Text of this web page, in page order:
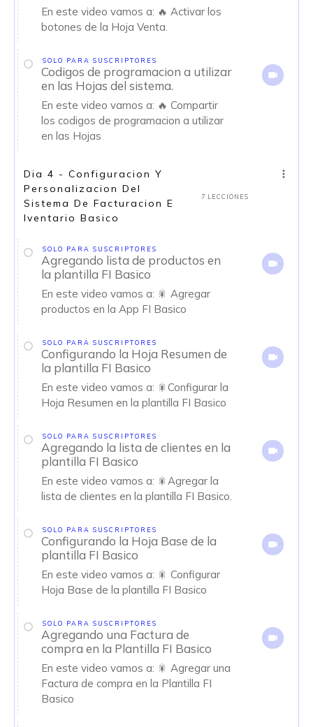
En este video vamos a: 🔥 Activar los
botones de la Hoja Venta.
SOLO PARA SUSCRIPTORES
Codigos de programacion a utilizar
en las Hojas del sistema.
En este video vamos a: 🔥 Compartir
los codigos de programacion a utilizar
en las Hojas
Dia 4 - Configuracion Y
Personalizacion Del
Sistema De Facturacion E
Iventario Basico
7 LECCIONES
SOLO PARA SUSCRIPTORES
Agregando lista de productos en
la plantilla FI Basico
En este video vamos a: 🎇 Agregar
productos en la App FI Basico
SOLO PARA SUSCRIPTORES
Configurando la Hoja Resumen de
la plantilla FI Basico
En este video vamos a: 🎇Configurar la
Hoja Resumen en la plantilla FI Basico
SOLO PARA SUSCRIPTORES
Agregando la lista de clientes en la
plantilla FI Basico
En este video vamos a: 🎇Agregar la
lista de clientes en la plantilla FI Basico.
SOLO PARA SUSCRIPTORES
Configurando la Hoja Base de la
plantilla FI Basico
En este video vamos a: 🎇 Configurar
Hoja Base de la plantilla FI Basico
SOLO PARA SUSCRIPTORES
Agregando una Factura de
compra en la Plantilla FI Basico
En este video vamos a: 🎇 Agregar una
Factura de compra en la Plantilla FI
Basico